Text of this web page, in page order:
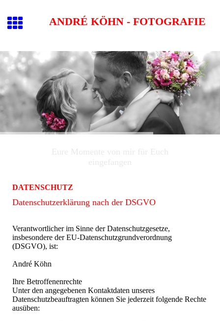
ANDRÉ KÖHN - FOTOGRAFIE
DATENSCHUTZ
Datenschutz­erklärung nach der DSGVO
Verantwortlicher im Sinne der Datenschutzgesetze,
insbesondere der EU-Datenschutzgrundverordnung
(DSGVO), ist:
André Köhn
Ihre Betroffenenrechte
Unter den angegebenen Kontaktdaten unseres
Datenschutzbeauftragten können Sie jederzeit folgende Rechte
ausüben: